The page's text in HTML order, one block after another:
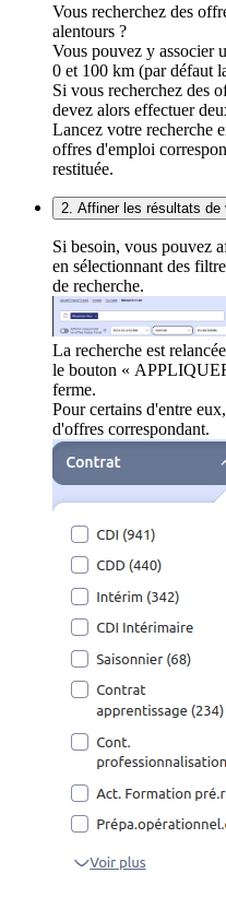
Vous recherchez des
alentours ?
Vous pouvez y associer
0 et 100 km (par défaut
Si vous recherchez des
devez alors effectuer
Lancez votre recherche
offres d'emploi
restituée.
2. Affiner les résultats de
Si besoin, vous pouvez
en sélectionnant des
de recherche.
La recherche est
le bouton «
ferme.
Pour certains d'entre
d'offres correspondant.